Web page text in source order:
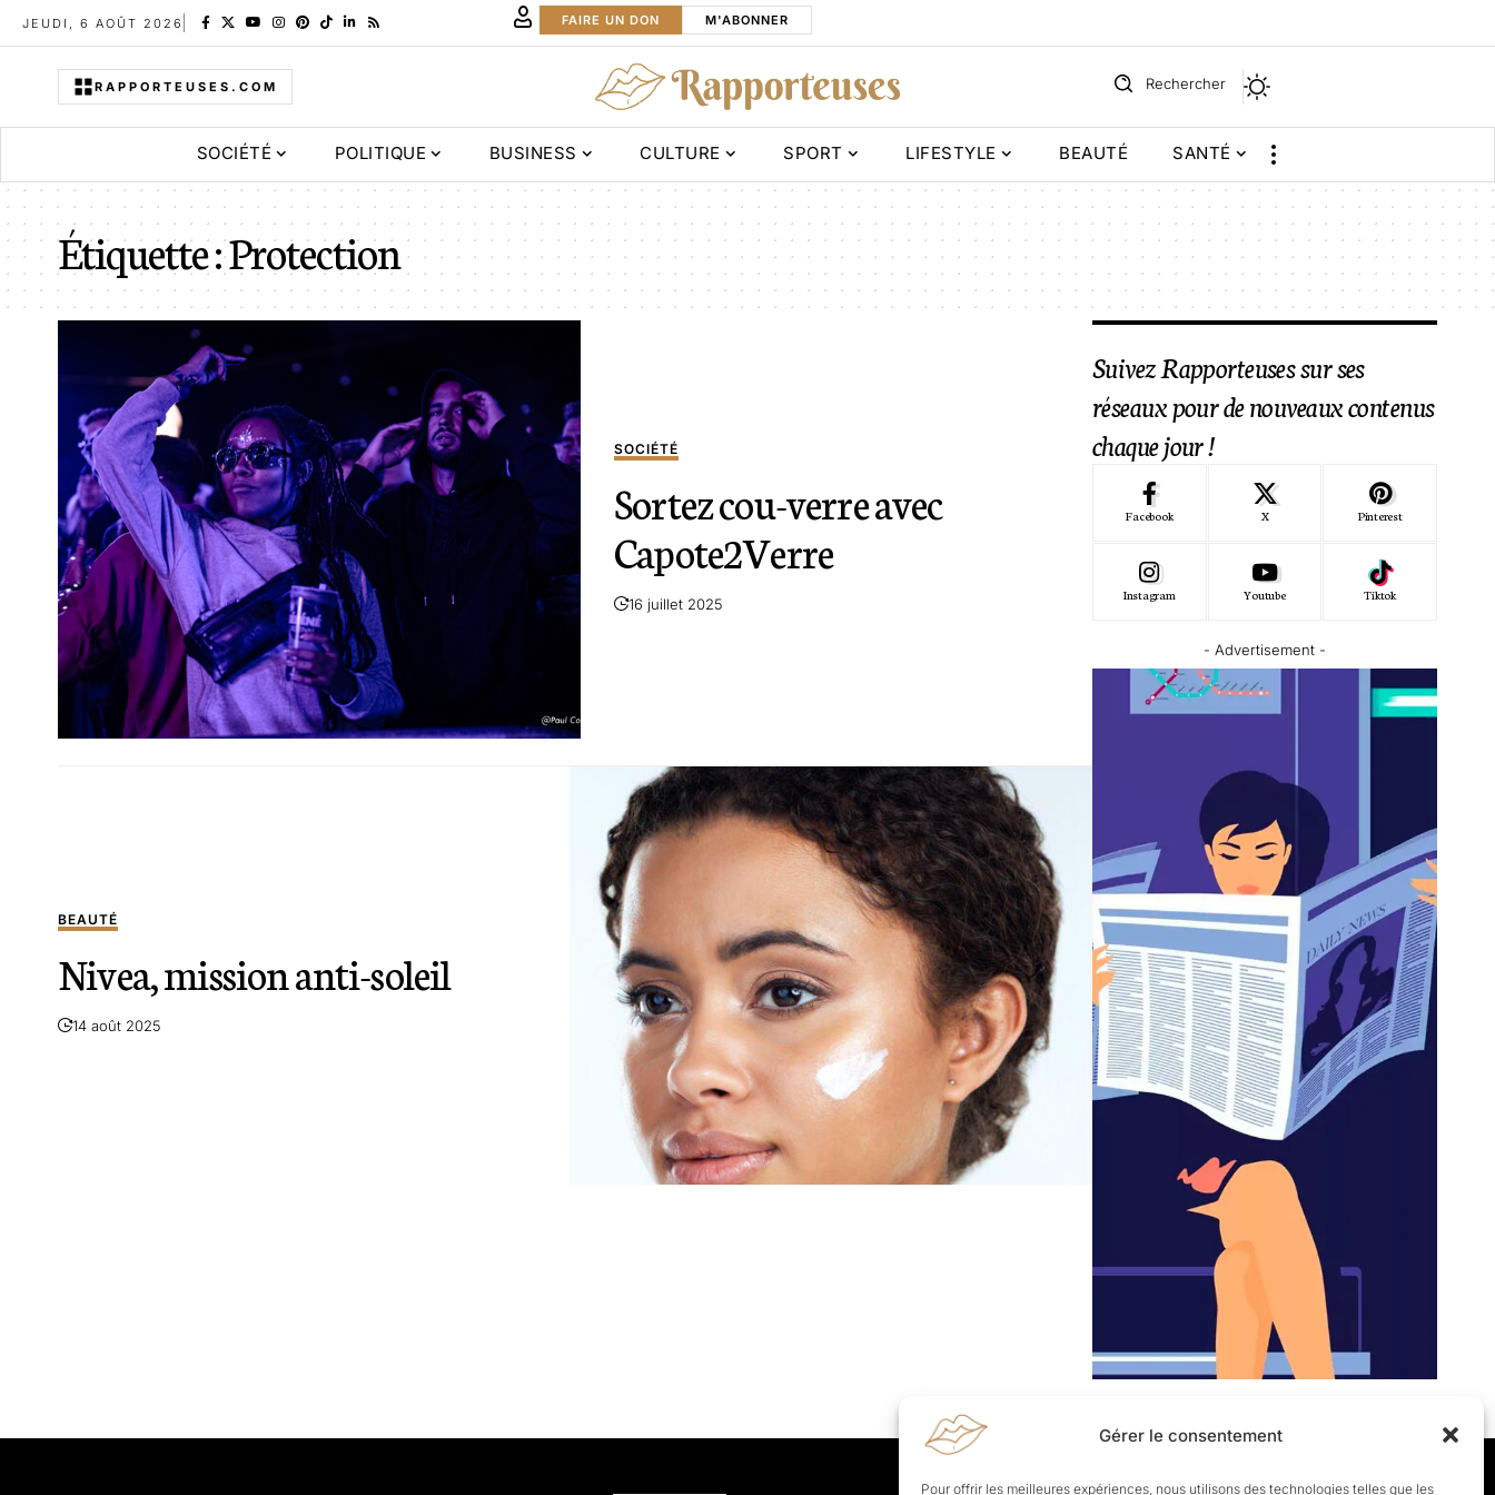
Gérer le consentement
Pour offrir les meilleures expériences, nous utilisons des technologies telles que les
JEUDI, 6 AOÛT 2026 FAIRE UN DON M'ABONNER
RAPPORTEUSES.COM Rechercher
SOCIÉTÉ POLITIQUE BUSINESS CULTURE SPORT LIFESTYLE BEAUTÉ SANTÉ
Étiquette :Protection
SOCIÉTÉ
Sortez cou-verre avec
Capote2Verre
16 juillet 2025
BEAUTÉ
Nivea, mission anti-soleil
14 août 2025
Suivez Rapporteuses sur ses
réseaux pour de nouveaux contenus
chaque jour !
Facebook X Pinterest
Instagram Youtube Tiktok
- Advertisement -